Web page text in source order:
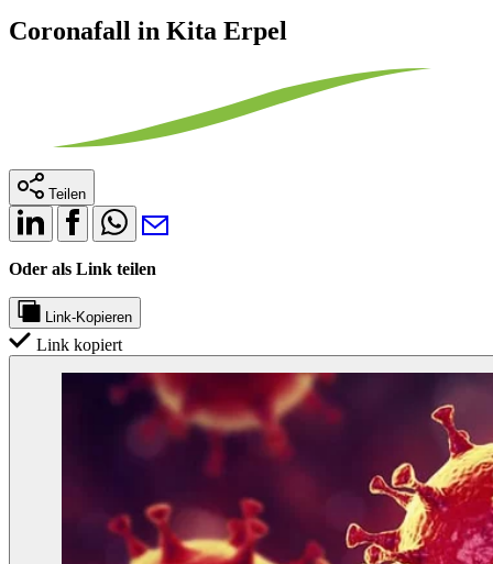
Coronafall in Kita Erpel
Teilen
Oder als Link teilen
Link-Kopieren
Link kopiert